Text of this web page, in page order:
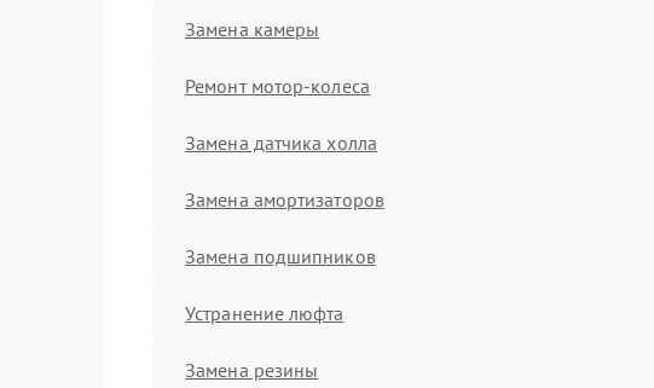
Замена камеры
Ремонт мотор-колеса
Замена датчика холла
Замена амортизаторов
Замена подшипников
Устранение люфта
Замена резины